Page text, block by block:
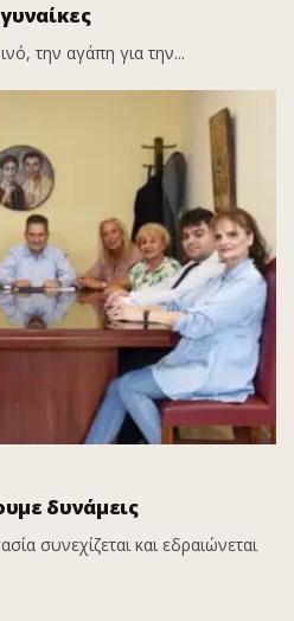
την αγάπη για την...
δυνάμεις
συνεχίζεται και εδραιώνεται